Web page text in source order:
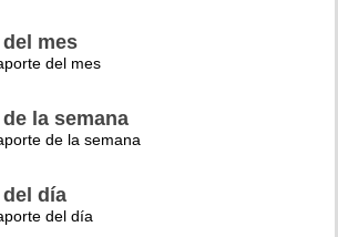
mes
del mes
la semana
de la semana
día
del día